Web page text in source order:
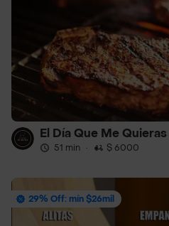
El Día Que Me Quieras
51 min · $ 6000
29% Off: mín $26mil